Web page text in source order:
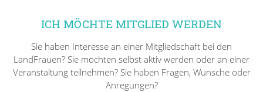
ICH MÖCHTE MITGLIED WERDEN
Sie haben Interesse an einer Mitgliedschaft bei den
LandFrauen? Sie möchten selbst aktiv werden oder an einer
Veranstaltung teilnehmen? Sie haben Fragen, Wünsche oder
Anregungen?